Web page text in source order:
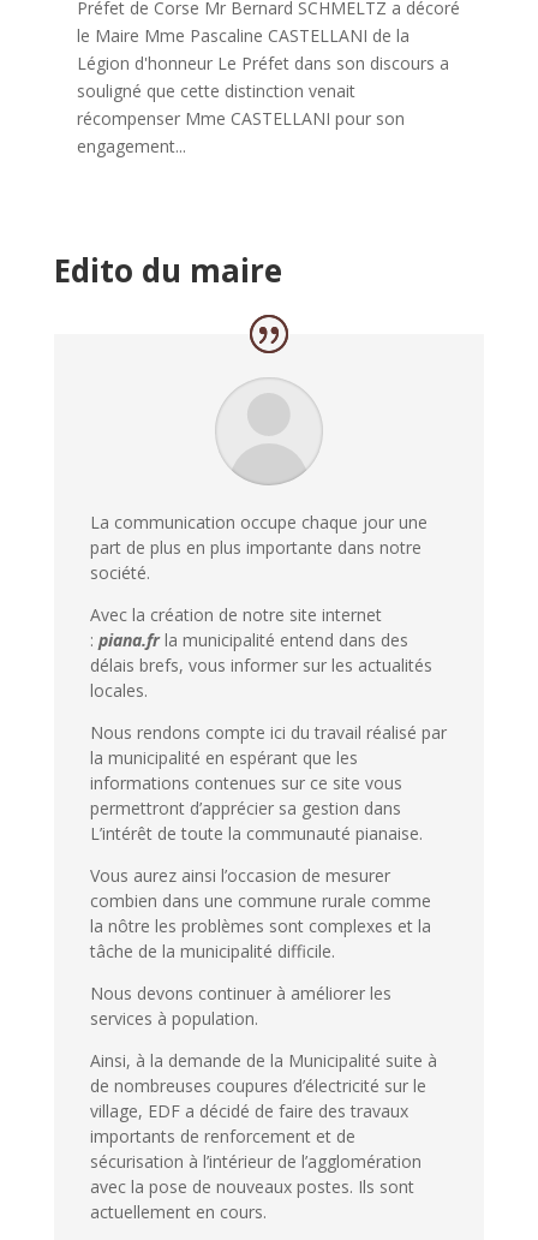
Préfet de Corse Mr Bernard SCHMELTZ a décoré
le Maire Mme Pascaline CASTELLANI de la
Légion d'honneur Le Préfet dans son discours a
souligné que cette distinction venait
récompenser Mme CASTELLANI pour son
engagement...
Edito du maire
La communication occupe chaque jour une
part de plus en plus importante dans notre
société.
Avec la création de notre site internet
: piana.fr la municipalité entend dans des
délais brefs, vous informer sur les actualités
locales.
Nous rendons compte ici du travail réalisé par
la municipalité en espérant que les
informations contenues sur ce site vous
permettront d’apprécier sa gestion dans
L’intérêt de toute la communauté pianaise.
Vous aurez ainsi l’occasion de mesurer
combien dans une commune rurale comme
la nôtre les problèmes sont complexes et la
tâche de la municipalité difficile.
Nous devons continuer à améliorer les
services à population.
Ainsi, à la demande de la Municipalité suite à
de nombreuses coupures d’électricité sur le
village, EDF a décidé de faire des travaux
importants de renforcement et de
sécurisation à l’intérieur de l’agglomération
avec la pose de nouveaux postes. Ils sont
actuellement en cours.